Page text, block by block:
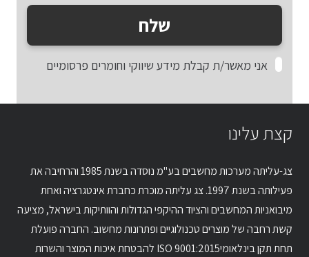
אני מאשר/ת קבלת מידע שיווקי וחומרים פרסומיים
שלח
קצת עלינו
צג-עליתה מערכות מחשבים בע"מ נוסדה בשנת 1985 והרחיבה את
פעילותה בשנת 1997. צג עליתה מוכרת כחברת אינטגרציה ואחת
מיבואניות המחשבים והציוד ההיקפי הגדולות והוותיקות בישראל, מציעה
קשת רחבה של מוצרים טכנולוגיים ופתרונות מחשוב. החברה פועלת
תחת תקן בינלאומיISO 9001:2015 להבטחת איכות המוצר והשרות